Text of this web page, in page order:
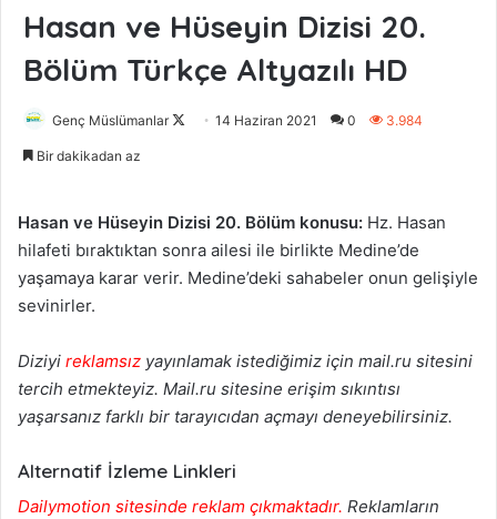
Hasan ve Hüseyin Dizisi 20.
Bölüm Türkçe Altyazılı HD
Genç Müslümanlar
o
w
o
14 Haziran 2021 0 3.984
Bir dakikadan az
Hasan ve Hüseyin Dizisi 20. Bölüm konusu: Hz. Hasan
hilafeti bıraktıktan sonra ailesi ile birlikte Medine’de
yaşamaya karar verir. Medine’deki sahabeler onun gelişiyle
sevinirler.
Diziyi reklamsız yayınlamak istediğimiz için mail.ru sitesini
tercih etmekteyiz. Mail.ru sitesine erişim sıkıntısı
yaşarsanız farklı bir tarayıcıdan açmayı deneyebilirsiniz.
Alternatif İzleme Linkleri
Dailymotion sitesinde reklam çıkmaktadır. Reklamların